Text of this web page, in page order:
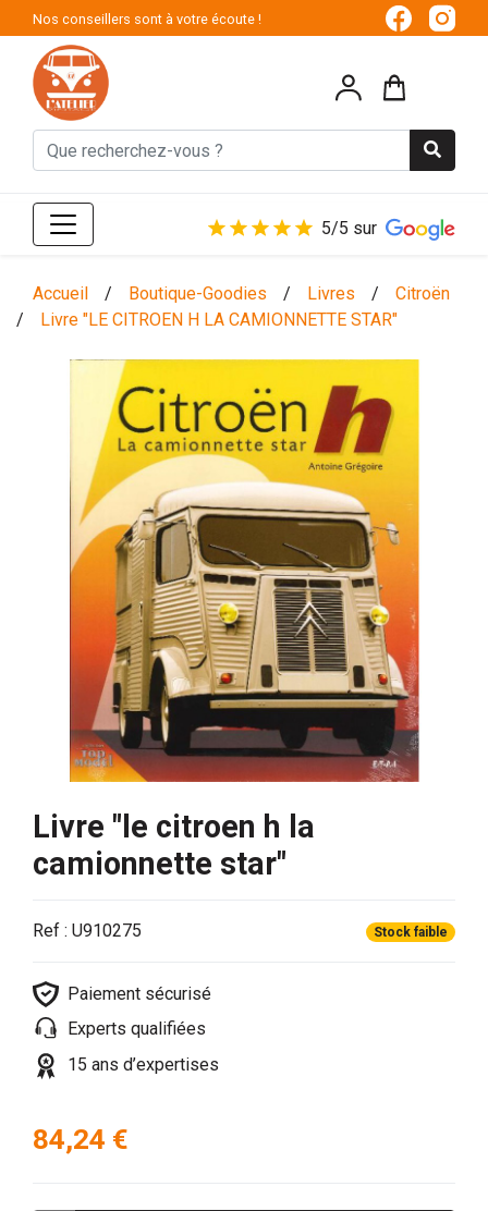
Nos conseillers sont à votre écoute !
5/5 sur
Accueil / Boutique-Goodies / Livres /
Citroën
/
Livre "LE CITROEN H LA CAMIONNETTE STAR"
Livre "le citroen h la
camionnette star"
Ref : U910275 Stock faible
Paiement sécurisé
Experts qualifiées
15 ans d’expertises
84,24 €